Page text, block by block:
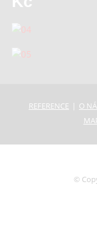
REFERENCE O
©